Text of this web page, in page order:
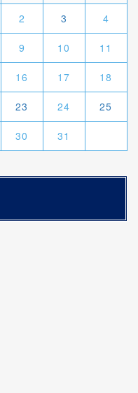
2 3 4
9 10 11
16 17 18
23 24 25
30 31